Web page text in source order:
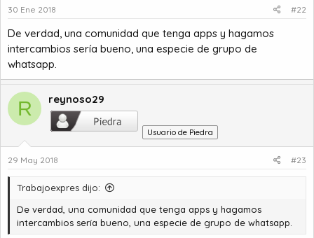
30 Ene 2018 #22
De verdad, una comunidad que tenga apps y hagamos
intercambios sería bueno, una especie de grupo de
whatsapp.
R reynoso29
Usuario de Piedra
29 May 2018 #23
Trabajoexpres dijo:
De verdad, una comunidad que tenga apps y hagamos
intercambios sería bueno, una especie de grupo de whatsapp.